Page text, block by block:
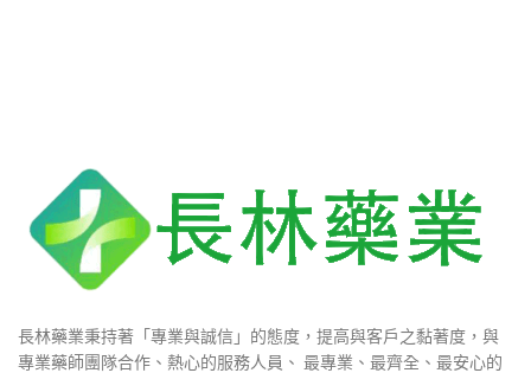
長林藥業秉持著「專業與誠信」的態度，提高與客戶之黏著度，與
專業藥師團隊合作、熱心的服務人員、 最專業、最齊全、最安心的